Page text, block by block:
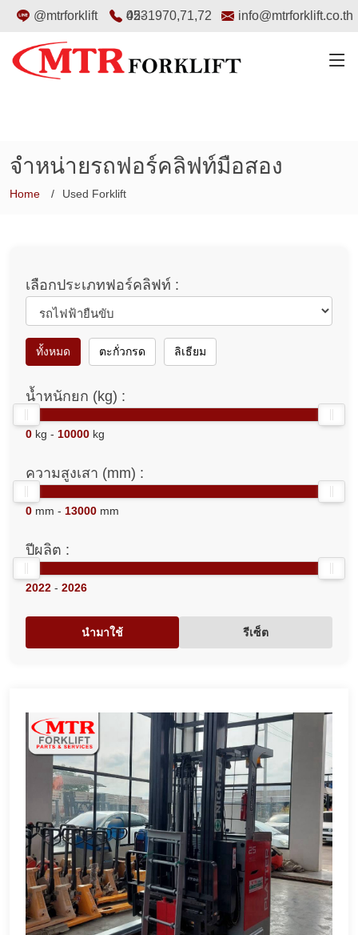
@mtrforklift 02-4531970,71,72 info@mtrforklift.co.th
จำหน่ายรถฟอร์คลิฟท์มือสอง
Home Used Forklift
เลือกประเภทฟอร์คลิฟท์ :
ทั้งหมด ตะกั่วกรด ลิเธียม
น้ำหนักยก (kg) :
0 kg - 10000 kg
ความสูงเสา (mm) :
0 mm - 13000 mm
ปีผลิต :
2022 - 2026
นำมาใช้ รีเซ็ต